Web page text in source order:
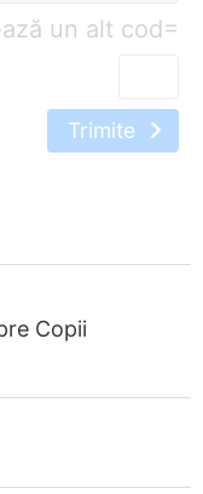
=
Trimite
Copii